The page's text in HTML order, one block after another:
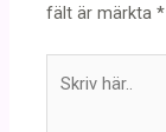
fält är märkta*